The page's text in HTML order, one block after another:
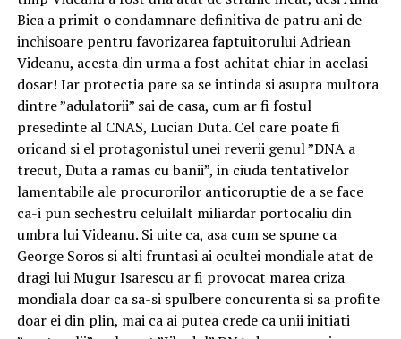
Bica a primit o condamnare definitiva de patru ani de
inchisoare pentru favorizarea faptuitorului Adriean
Videanu, acesta din urma a fost achitat chiar in acelasi
dosar! Iar protectia pare sa se intinda si asupra multora
dintre ”adulatorii” sai de casa, cum ar fi fostul
presedinte al CNAS, Lucian Duta. Cel care poate fi
oricand si el protagonistul unei reverii genul ”DNA a
trecut, Duta a ramas cu banii”, in ciuda tentativelor
lamentabile ale procurorilor anticoruptie de a se face
ca-i pun sechestru celuilalt miliardar portocaliu din
umbra lui Videanu. Si uite ca, asa cum se spune ca
George Soros si alti fruntasi ai ocultei mondiale atat de
dragi lui Mugur Isarescu ar fi provocat marea criza
mondiala doar ca sa-si spulbere concurenta si sa profite
doar ei din plin, mai ca ai putea crede ca unii initiati